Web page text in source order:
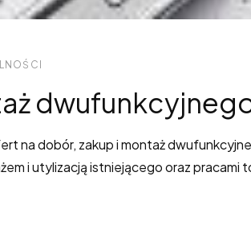
na dobór, zakup i montaż
i utylizacją istniejącego oraz pracami